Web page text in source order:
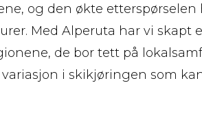
og den økte
Med Alperuta har vi skapt
de bor tett på
i skikjøringen som